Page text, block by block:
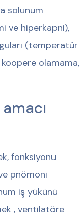
solunum
ve hiperkapni),
(temperatür
koopere olamama,
fonksiyonu
pnömoni
iş yükünü
, ventilatöre